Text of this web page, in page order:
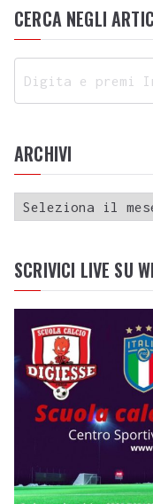
CERCA NEGLI
ARCHIVI
SCRIVICI LIVE SU